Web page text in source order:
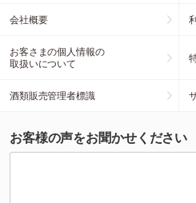
会社概要
お客さまの個人情報の
取扱いについて
酒類販売管理者標識
お客様の声をお聞かせください